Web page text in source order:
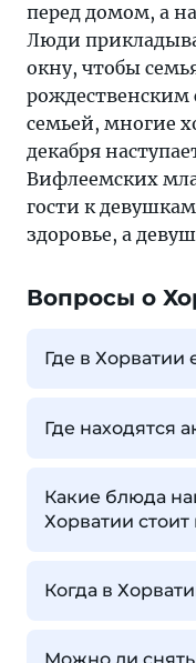
перед домом, а
Люди
окну, чтобы
рождественским
семьей, многие
декабря
Вифлеемских
гости к
здоровье, а
Вопросы о
Где в Хорватии
Где находятся
Какие блюда
Хорватии
Когда в